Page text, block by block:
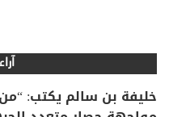
خليفة بن سالم يكتب: